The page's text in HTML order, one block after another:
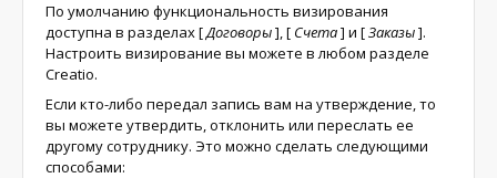
По умолчанию функциональность визирования
доступна в разделах[Договоры],[ Счета] и [Заказы].
Настроить визирование вы можете в любом разделе
Creatio.
Если кто-либо передал запись вам на утверждение, то
вы можете утвердить, отклонить или переслать ее
другому сотруднику. Это можно сделать следующими
способами: